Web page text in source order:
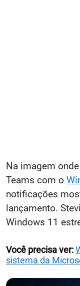
Na imagem
Teams com o
notificações
lançamento.
Windows 11
Você precisa ver:
sistema da